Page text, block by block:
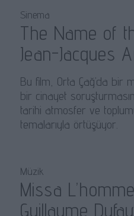
Sinema
The Name of
Jean-Jacques
Bu film, Orta Çağ’da bir
bir cinayet
tarihi atmosfer ve
temalarıyla örtüşüyor.
Müzik
Missa
Guillaume Dufay